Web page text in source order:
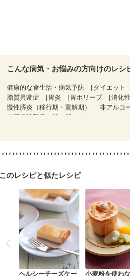
こんな病気・お悩みの方向けのレシ
健康的な食生活・病気予防 ダイエット
脂質異常症
胃炎 胃ポリープ 消化
慢性膵炎（移行期・寛解期）
非アルコ
糖尿病性腎症（第３期）
CKD（ステー
産後（母乳）
産後（混合栄養） 産
このレシピと似たレシピ
ヘルシーチーズケー
小麦粉を使わ